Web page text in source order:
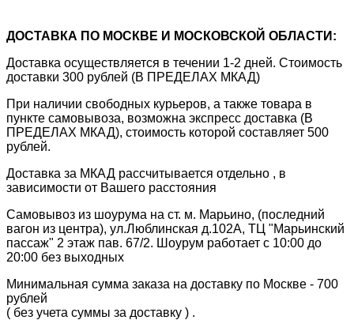
ДОСТАВКА ПО МОСКВЕ И МОСКОВСКОЙ ОБЛАСТИ:
Доставка осуществляется в течении 1-2 дней. Стоимость
доставки 300 рублей (В ПРЕДЕЛАХ МКАД)
При наличии свободных курьеров, а также товара в
пункте самовывоза, возможна экспресс доставка (В
ПРЕДЕЛАХ МКАД), стоимость которой составляет 500
рублей.
Доставка за МКАД рассчитывается отдельно , в
зависимости от Вашего расстояния
Самовывоз из шоурума на ст. м. Марьино, (последний
вагон из центра), ул.Люблинская д.102А, ТЦ "Марьинский
пассаж" 2 этаж пав. 67/2. Шоурум работает с 10:00 до
20:00 без выходных
Минимальная сумма заказа на доставку по Москве - 700
рублей
( без учета суммы за доставку ) .